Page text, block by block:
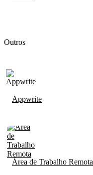
Outros
Appwrite
Área de Trabalho Remota